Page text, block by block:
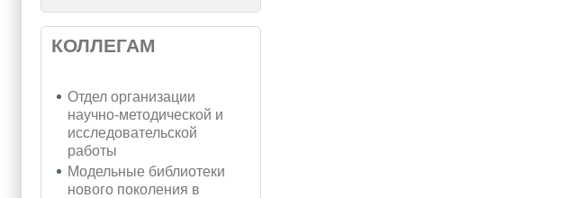
КОЛЛЕГАМ
Отдел организации
научно-методической и
исследовательской
работы
Модельные библиотеки
нового поколения в